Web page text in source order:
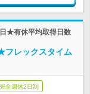
★有休平均取得日数
フレックスタイム
完全週休2日制